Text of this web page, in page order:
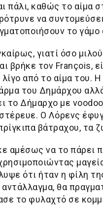
πάλι, καθώς το αίμα
να
το
γιατί όσο
βρήκε τον François,
από το αίμα του.
του Δημάρχου
το Δήμαρχο με
Ο Λόρενς
βάτραχου,
αμέσως να το πάρει
ότι ήταν η φίλη
θα
το φυλαχτό σε